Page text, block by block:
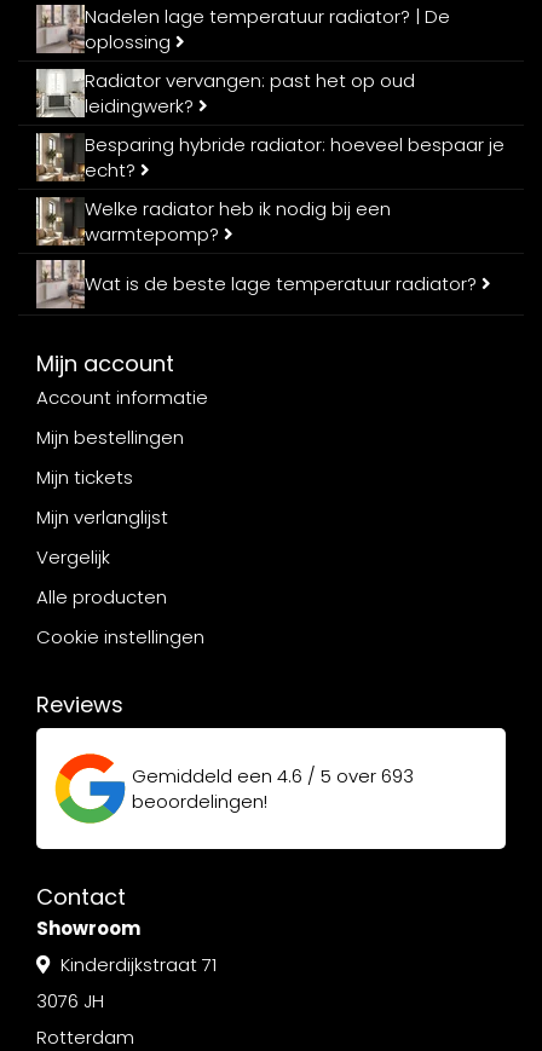
Nadelen lage temperatuur radiator? | De
oplossing
Radiator vervangen: past het op oud
leidingwerk?
Besparing hybride radiator: hoeveel bespaar je
echt?
Welke radiator heb ik nodig bij een
warmtepomp?
Wat is de beste lage temperatuur radiator?
Mijn account
Account informatie
Mijn bestellingen
Mijn tickets
Mijn verlanglijst
Vergelijk
Alle producten
Cookie instellingen
Reviews
Gemiddeld een 4.6 / 5 over693
beoordelingen!
Contact
Showroom
Kinderdijkstraat 71
3076 JH
Rotterdam